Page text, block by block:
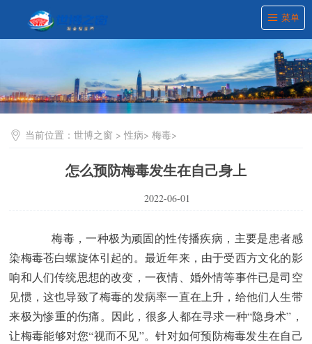
菜单
当前位置： 世博之窗 > 性病> 梅毒>
怎么预防梅毒发生在自己身上
2022-06-01
梅毒，一种极为顽固的性传播疾病，主要是患者感
染梅毒苍白螺旋体引起的。最近年来，由于受西方文化的影
响和人们传统思想的改变，一夜情、婚外情等事件已是司空
见惯，这也导致了梅毒的发病率一直在上升，给他们人生带
来极为惨重的伤痛。因此，很多人都在寻求一种“隐身术”，
让梅毒能够对您“视而不见”。针对如何预防梅毒发生在自己